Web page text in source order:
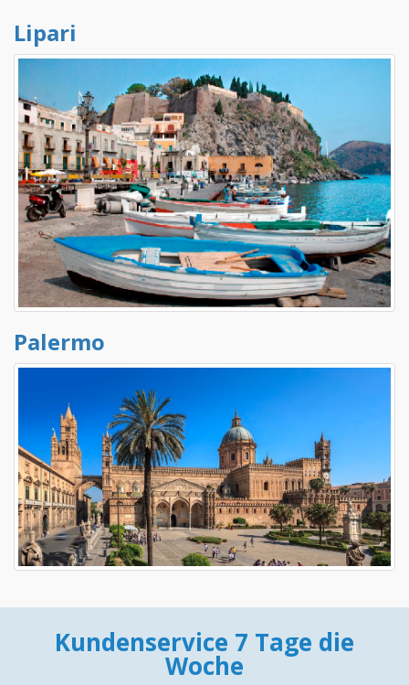
Lipari
Palermo
Kundenservice 7 Tage die
Woche